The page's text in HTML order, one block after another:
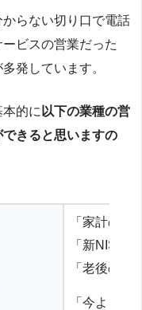
からない切り口で電話
ビスの営業だった
発しています。
的に 以下の業種の営
きると思いますの
「家計の見
「新NISA
「老後の
「今より